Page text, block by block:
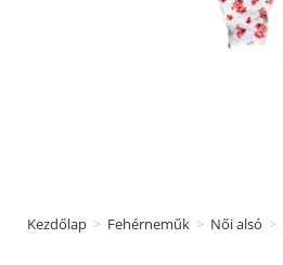
Kezdőlap > Fehérneműk > Női alsó >